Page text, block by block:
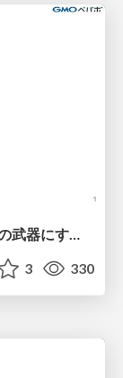
社会人力と研究力ー博士号をキャリアの武器にするー
3 330